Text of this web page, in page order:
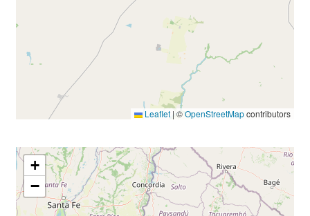
Leaflet | ©OpenStreetMapcontributors
+
−